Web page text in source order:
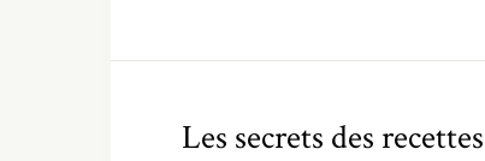
Les secrets des